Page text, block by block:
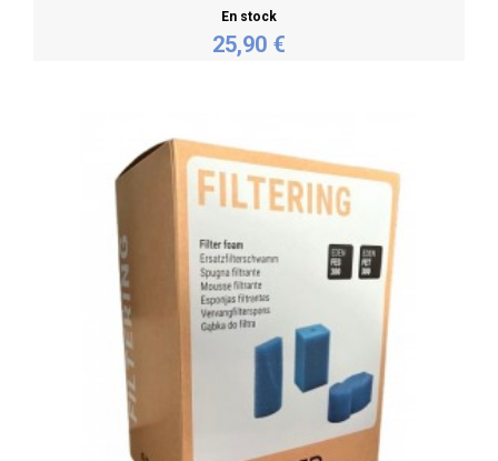
Acheter
En stock
25,90 €